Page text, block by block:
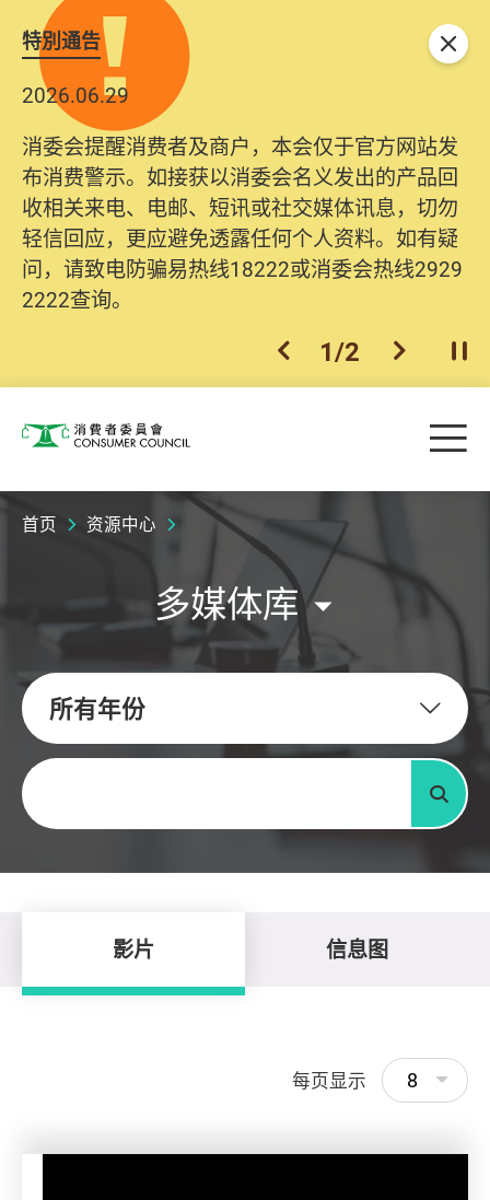
特別通告
2026.06.29
消委会提醒消费者及商户，本会仅于官方网站发
布消费警示。如接获以消委会名义发出的产品回
收相关来电、电邮、短讯或社交媒体讯息，切勿
轻信回应，更应避免透露任何个人资料。如有疑
问，请致电防骗易热线18222或消委会热线2929
2222查询。
上一个
1/2 下一个开
关闭
消费者委员会 目
首页 资源中心
多媒体库
所有年份
关键字
搜寻
影片 信息图
每页显示 8